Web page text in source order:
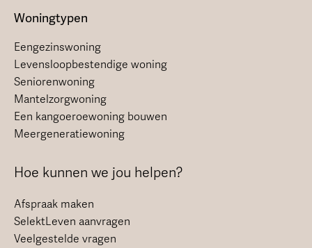
Woningtypen
Eengezinswoning
Levensloopbestendige woning
Seniorenwoning
Mantelzorgwoning
Een kangoeroewoning bouwen
Meergeneratiewoning
Hoe kunnen we jou helpen?
Afspraak maken
SelektLeven aanvragen
Veelgestelde vragen